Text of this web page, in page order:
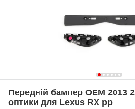
Передній бампер OEM 2013
оптики для Lexus RX рр